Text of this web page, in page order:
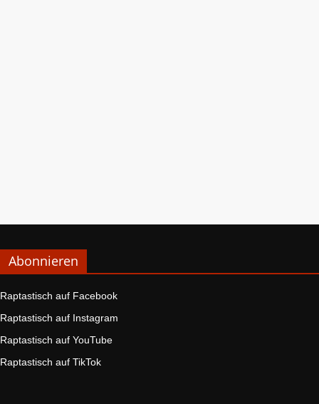
Abonnieren
Raptastisch auf Facebook
Raptastisch auf Instagram
Raptastisch auf YouTube
Raptastisch auf TikTok